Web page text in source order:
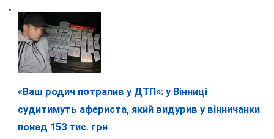
«Ваш родич потрапив у ДТП»: у Вінниці
судитимуть афериста, який видурив у вінничанки
понад 153 тис. грн